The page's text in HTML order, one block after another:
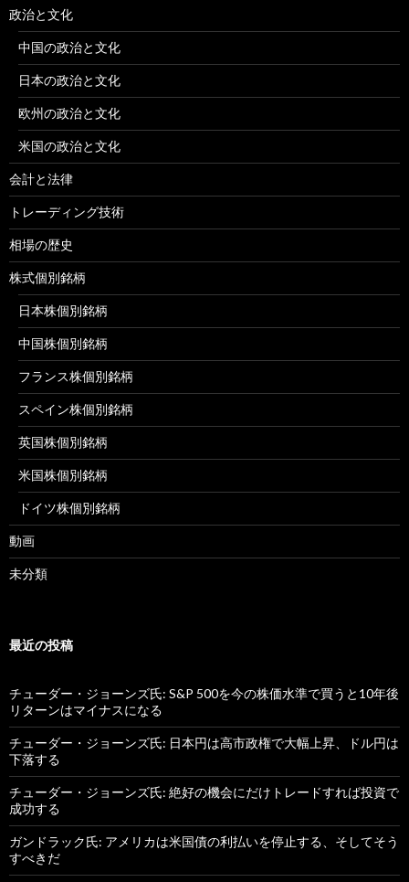
政治と文化
中国の政治と文化
日本の政治と文化
欧州の政治と文化
米国の政治と文化
会計と法律
トレーディング技術
相場の歴史
株式個別銘柄
日本株個別銘柄
中国株個別銘柄
フランス株個別銘柄
スペイン株個別銘柄
英国株個別銘柄
米国株個別銘柄
ドイツ株個別銘柄
動画
未分類
最近の投稿
チューダー・ジョーンズ氏: S&P 500を今の株価水準で買うと10年後
リターンはマイナスになる
チューダー・ジョーンズ氏: 日本円は高市政権で大幅上昇、ドル円は
下落する
チューダー・ジョーンズ氏: 絶好の機会にだけトレードすれば投資で
成功する
ガンドラック氏: アメリカは米国債の利払いを停止する、そしてそう
すべきだ